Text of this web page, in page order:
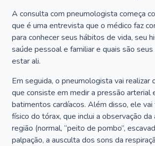
A consulta com pneumologista começa
que é uma entrevista que o médico faz
para conhecer seus hábitos de vida, seu
saúde pessoal e familiar e quais são
estar ali.
Em seguida, o pneumologista vai realizar
que consiste em medir a pressão arterial
batimentos cardíacos. Além disso, ele vai
físico do tórax, que inclui a observação da
região (normal, “peito de pombo”,
palpação, a ausculta dos sons da